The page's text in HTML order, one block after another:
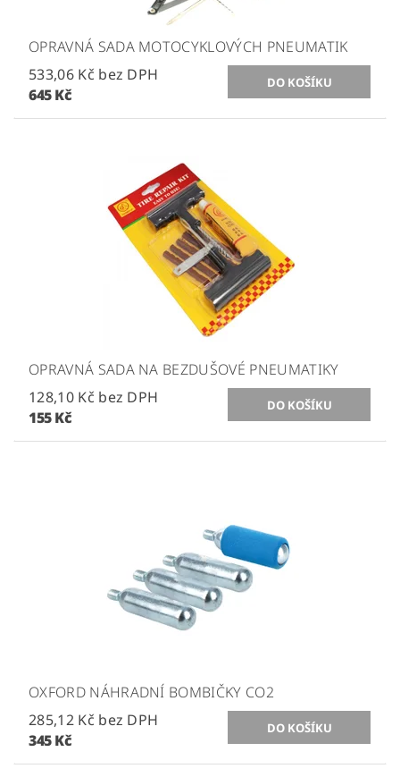
OPRAVNÁ SADA MOTOCYKLOVÝCH PNEUMATIK
533,06 Kč bez DPH
645 Kč
OPRAVNÁ SADA NA BEZDUŠOVÉ PNEUMATIKY
128,10 Kč bez DPH
155 Kč
OXFORD NÁHRADNÍ BOMBIČKY CO2
285,12 Kč bez DPH
345 Kč